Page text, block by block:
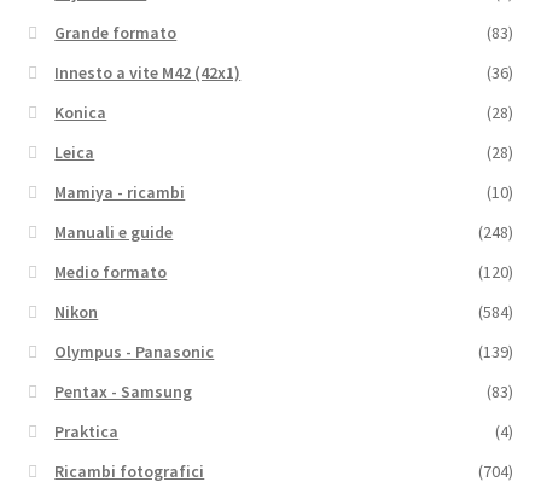
Grande formato
(83)
Innesto a vite M42 (42x1)
(36)
Konica
(28)
Leica
(28)
Mamiya - ricambi
(10)
Manuali e guide
(248)
Medio formato
(120)
Nikon
(584)
Olympus - Panasonic
(139)
Pentax - Samsung
(83)
Praktica
(4)
Ricambi fotografici
(704)